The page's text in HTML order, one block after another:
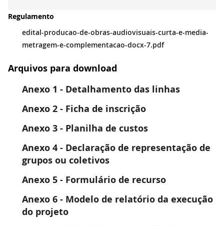
Regulamento
edital-producao-de-obras-audiovisuais-curta-e-media-
metragem-e-complementacao-docx-7.pdf
Arquivos para download
Anexo 1 - Detalhamento das linhas
Anexo 2 - Ficha de inscrição
Anexo 3 - Planilha de custos
Anexo 4 - Declaração de representação de
grupos ou coletivos
Anexo 5 - Formulário de recurso
Anexo 6 - Modelo de relatório da execução
do projeto